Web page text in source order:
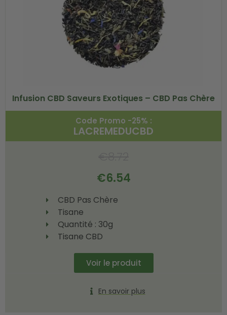
Infusion CBD Saveurs Exotiques – CBD Pas Chère
Code Promo -25% :
LACREMEDUCBD
€6.54
CBD Pas Chère
Tisane
Quantité : 30g
Tisane CBD
Voir le produit
En savoir plus